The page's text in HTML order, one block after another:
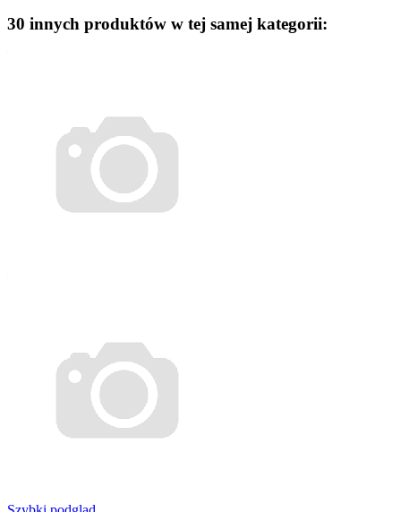
30 innych produktów w tej samej kategorii: